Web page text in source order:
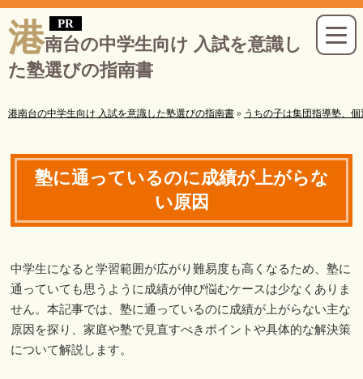
港南台の中学生向け 入試を意識し
た塾選びの指南書
港南台の中学生向け 入試を意識した塾選びの指南書 » うちの子は集団指導塾、
塾に通っているのに成績が上がらな
い原因
中学生になると学習範囲が広がり難易度も高くなるため、塾に
通っていても思うように成績が伸び悩むケースは少なくありま
せん。本記事では、塾に通っているのに成績が上がらない主な
原因を探り、家庭や塾で見直すべきポイントや具体的な解決策
について解説します。